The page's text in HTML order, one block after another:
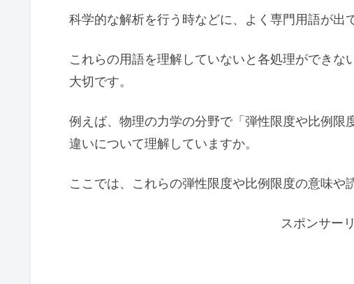
科学的な解析を行う時などに、よく専門用語が出
これらの用語を理解していないと各処理ができ
大切です。
例えば、物理の力学の分野で「弾性限度や比例限
違いについて理解していますか。
ここでは、これらの弾性限度や比例限度の意味や
スポンサー